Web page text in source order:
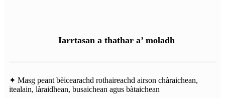
Iarrtasan a thathar a’ moladh
✦ Masg peant bèicearachd rothaireachd airson chàraichean,
itealain, làraidhean, busaichean agus bàtaichean